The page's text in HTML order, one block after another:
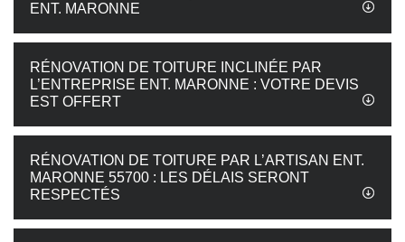
ENT. MARONNE
RÉNOVATION DE TOITURE INCLINÉE PAR
L’ENTREPRISE ENT. MARONNE : VOTRE DEVIS
EST OFFERT
RÉNOVATION DE TOITURE PAR L’ARTISAN ENT.
MARONNE 55700 : LES DÉLAIS SERONT
RESPECTÉS